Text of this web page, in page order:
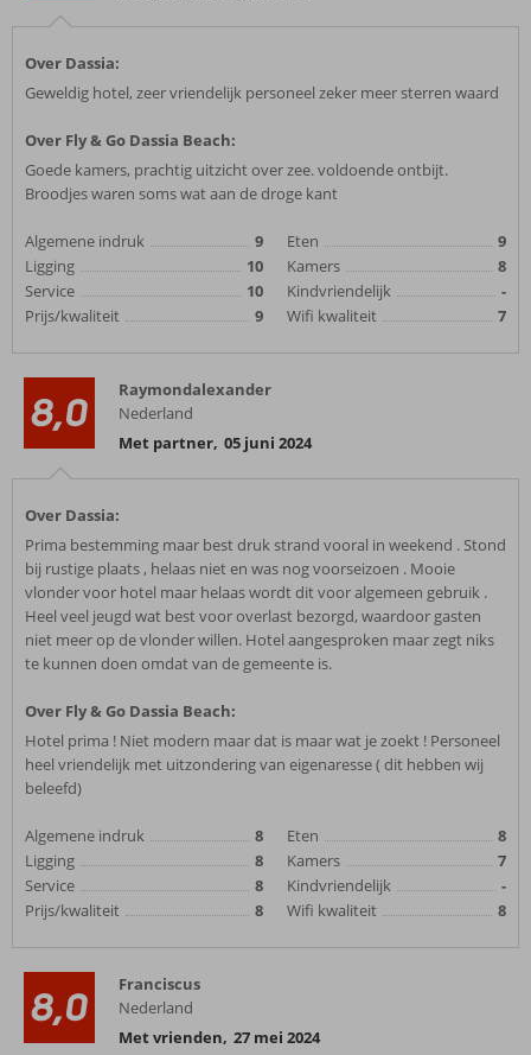
Over Dassia:
Geweldig hotel, zeer vriendelijk personeel zeker meer sterren waard
Over Fly & Go Dassia Beach:
Goede kamers, prachtig uitzicht over zee. voldoende ontbijt.
Broodjes waren soms wat aan de droge kant
Algemene indruk
9
Ligging
10
Service
10
Prijs/kwaliteit
9
Eten
9
Kamers
8
Kindvriendelijk
-
Wifi kwaliteit
7
8,0
Raymondalexander
Nederland
Met partner, 05 juni 2024
Over Dassia:
Prima bestemming maar best druk strand vooral in weekend . Stond
bij rustige plaats , helaas niet en was nog voorseizoen . Mooie
vlonder voor hotel maar helaas wordt dit voor algemeen gebruik .
Heel veel jeugd wat best voor overlast bezorgd, waardoor gasten
niet meer op de vlonder willen. Hotel aangesproken maar zegt niks
te kunnen doen omdat van de gemeente is.
Over Fly & Go Dassia Beach:
Hotel prima ! Niet modern maar dat is maar wat je zoekt ! Personeel
heel vriendelijk met uitzondering van eigenaresse ( dit hebben wij
beleefd)
Algemene indruk
8
Ligging
8
Service
8
Prijs/kwaliteit
8
Eten
8
Kamers
7
Kindvriendelijk
-
Wifi kwaliteit
8
8,0
Franciscus
Nederland
Met vrienden, 27 mei 2024